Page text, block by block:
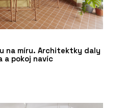
na míru. Architektky daly
a pokoj navíc